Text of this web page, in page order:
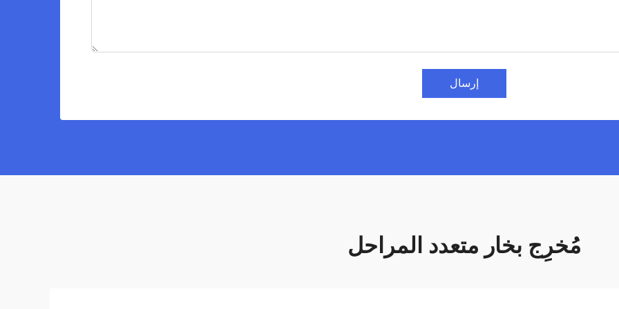
إرسال
مُخرِج بخار متعدد المراحل